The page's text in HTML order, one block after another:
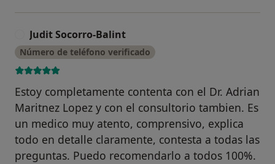
Judit Socorro-Balint
Número de teléfono verificado
Estoy completamente contenta con el Dr. Adrian
Maritnez Lopez y con el consultorio tambien. Es
un medico muy atento, comprensivo, explica
todo en detalle claramente, contesta a todas las
preguntas. Puedo recomendarlo a todos 100%.